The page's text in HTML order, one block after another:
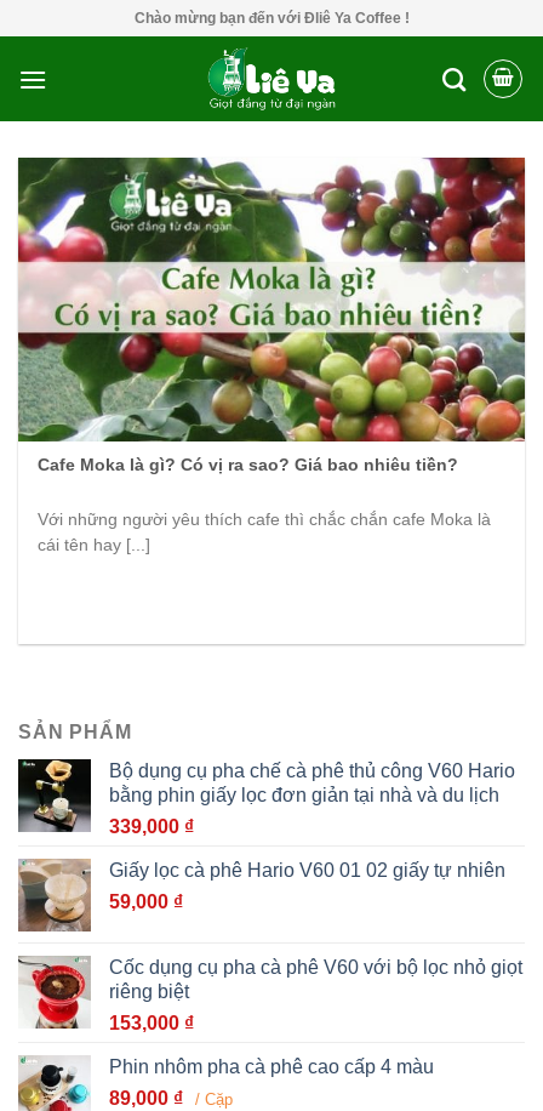
content
Chào mừng bạn đến với Đliê Ya Coffee !
SẢN PHẨM
Bộ dụng cụ pha chế cà phê thủ công V60 Hario
bằng phin giấy lọc đơn giản tại nhà và du lịch
339,000 ₫
Giấy lọc cà phê Hario V60 01 02 giấy tự nhiên
59,000 ₫
Cốc dụng cụ pha cà phê V60 với bộ lọc nhỏ giọt
riêng biệt
153,000 ₫
Phin nhôm pha cà phê cao cấp 4 màu
89,000 ₫ / Cặp
Cafe Moka là gì? Có vị ra sao? Giá bao nhiêu tiền?
Với những người yêu thích cafe thì chắc chắn cafe Moka là
cái tên hay [...]